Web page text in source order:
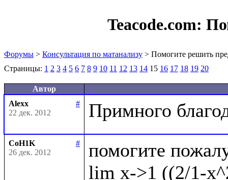
Teacode.com:
Форумы > Консультация по матанализу > Помогите решить
Страницы: 1 2 3 4 5 6 7 8 9 10 11 12 13 14 15 16 17 18 19 20
Автор
Alexx
#
22 дек. 2012
CoH1K
#
26 дек. 2012
помогите
lim x->1 ((2/1-